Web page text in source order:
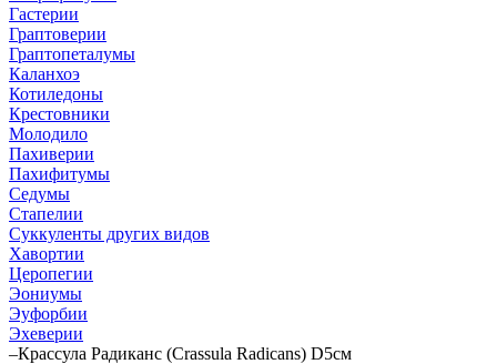
Гастерии
Граптоверии
Граптопеталумы
Каланхоэ
Котиледоны
Крестовники
Молодило
Пахиверии
Пахифитумы
Седумы
Стапелии
Суккуленты других видов
Хавортии
Церопегии
Эониумы
Эуфорбии
Эхеверии
–Крассула Радиканс (Crassula Radicans) D5см